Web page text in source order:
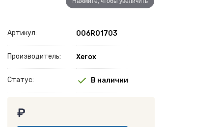
Артикул: 006R01703
Производитель: Xerox
Статус: В наличии
₽